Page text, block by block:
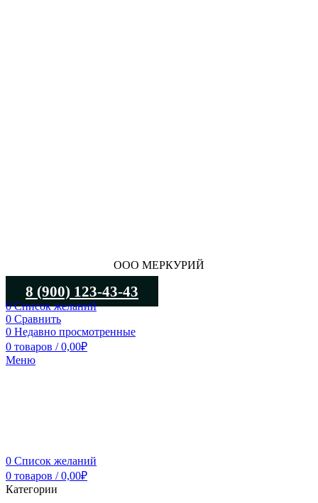
ООО МЕРКУРИЙ
8 (900) 123-43-43
0Список желаний
0 Сравнить
0 Недавно просмотренные
0 товаров / 0,00₽
Меню
0 Список желаний
0 товаров / 0,00₽
Категории